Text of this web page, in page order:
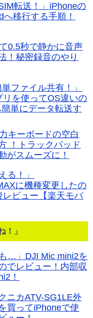
転送！」iPhoneの
移行する手順！
0.5秒で静かに音声
！秘密録音のやり
単ファイル共有！」
リを使ってOS違いの
単にデータ転送す
キーボードの空白
！トラックパッド
がスムーズに！
る！」
に機種変更したの
レビュー【楽天モバ
！」
…」DJI Mic mini2を
でレビュー！内部収
！
ニカATV-SG1LE外
買ってiPhoneで使